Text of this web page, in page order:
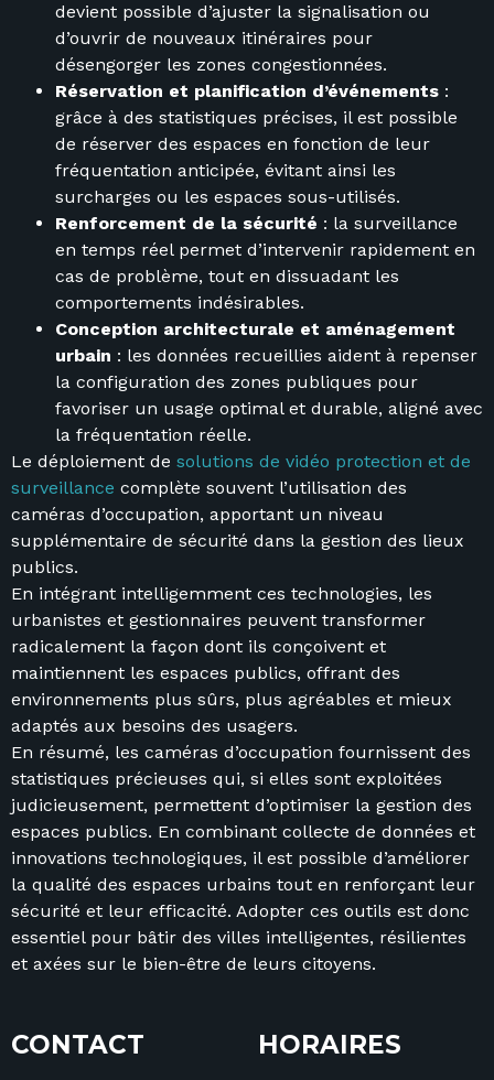
devient possible d’ajuster la signalisation ou
d’ouvrir de nouveaux itinéraires pour
désengorger les zones congestionnées.
Réservation et planification d’événements :
grâce à des statistiques précises, il est possible
de réserver des espaces en fonction de leur
fréquentation anticipée, évitant ainsi les
surcharges ou les espaces sous-utilisés.
Renforcement de la sécurité : la surveillance
en temps réel permet d’intervenir rapidement en
cas de problème, tout en dissuadant les
comportements indésirables.
Conception architecturale et aménagement
urbain : les données recueillies aident à repenser
la configuration des zones publiques pour
favoriser un usage optimal et durable, aligné avec
la fréquentation réelle.
Le déploiement de solutions de vidéo protection et de
surveillance complète souvent l’utilisation des
caméras d’occupation, apportant un niveau
supplémentaire de sécurité dans la gestion des lieux
publics.
En intégrant intelligemment ces technologies, les
urbanistes et gestionnaires peuvent transformer
radicalement la façon dont ils conçoivent et
maintiennent les espaces publics, offrant des
environnements plus sûrs, plus agréables et mieux
adaptés aux besoins des usagers.
En résumé, les caméras d’occupation fournissent des
statistiques précieuses qui, si elles sont exploitées
judicieusement, permettent d’optimiser la gestion des
espaces publics. En combinant collecte de données et
innovations technologiques, il est possible d’améliorer
la qualité des espaces urbains tout en renforçant leur
sécurité et leur efficacité. Adopter ces outils est donc
essentiel pour bâtir des villes intelligentes, résilientes
et axées sur le bien-être de leurs citoyens.
CONTACT HORAIRES